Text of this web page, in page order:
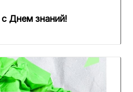
Днем знаний!